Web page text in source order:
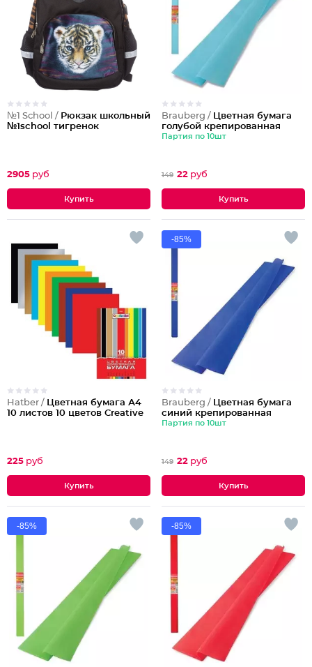
№1 School / Рюкзак школьный
№1school тигренок
2905 руб
Brauberg / Цветная бумага
голубой крепированная
Партия по 10шт
149 22 руб
Hatber / Цветная бумага А4
10 листов 10 цветов Creative
225 руб
-85%
Brauberg / Цветная бумага
синий крепированная
Партия по 10шт
149 22 руб
-85% -85%